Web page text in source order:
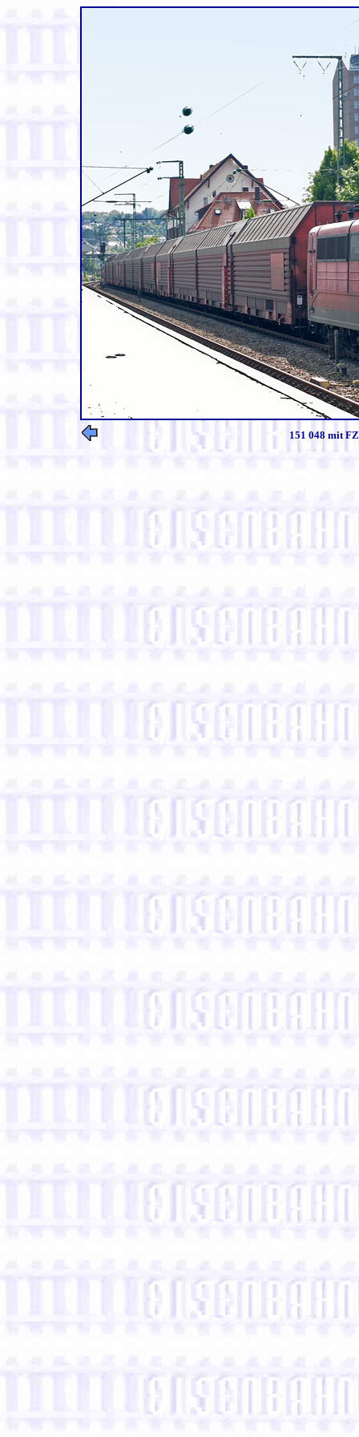
151 048 mit